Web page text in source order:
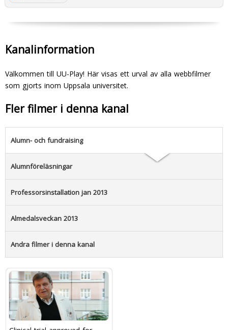
Kanalinformation
Välkommen till UU-Play! Här visas ett urval av alla webbfilmer
som gjorts inom Uppsala universitet.
Fler filmer i denna kanal
Alumn- och fundraising
Alumnföreläsningar
Professorsinstallation jan 2013
Almedalsveckan 2013
Andra filmer i denna kanal